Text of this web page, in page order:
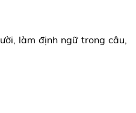
làm định ngữ trong câu,